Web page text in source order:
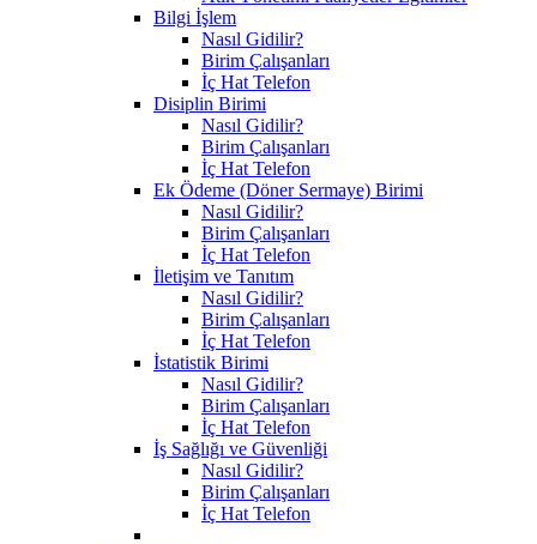
Bilgi İşlem
Nasıl Gidilir?
Birim Çalışanları
İç Hat Telefon
Disiplin Birimi
Nasıl Gidilir?
Birim Çalışanları
İç Hat Telefon
Ek Ödeme (Döner Sermaye) Birimi
Nasıl Gidilir?
Birim Çalışanları
İç Hat Telefon
İletişim ve Tanıtım
Nasıl Gidilir?
Birim Çalışanları
İç Hat Telefon
İstatistik Birimi
Nasıl Gidilir?
Birim Çalışanları
İç Hat Telefon
İş Sağlığı ve Güvenliği
Nasıl Gidilir?
Birim Çalışanları
İç Hat Telefon